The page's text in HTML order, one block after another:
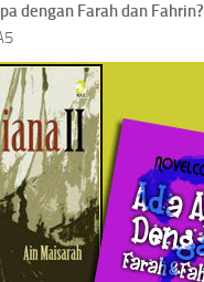
dengan Farah dan Fahrin?